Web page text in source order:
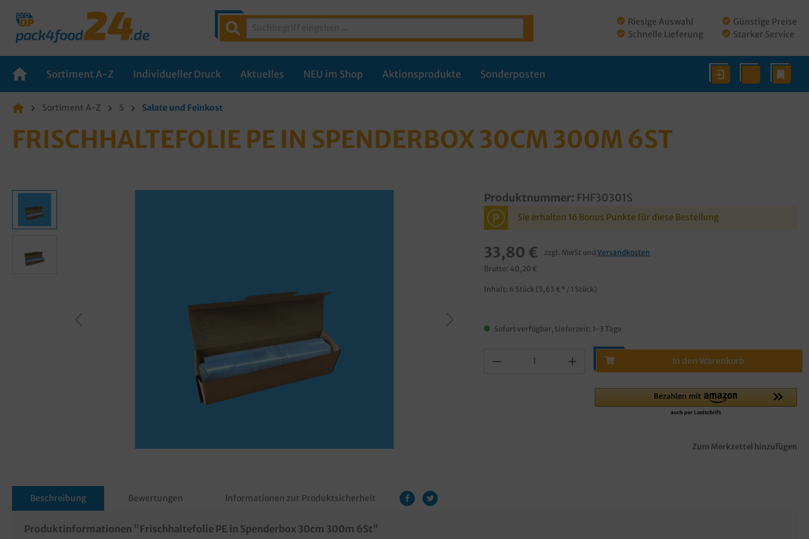
Riesige Auswahl
Schnelle Lieferung
Günstige Preise
Starker Service
Sortiment A-Z Individueller Druck Aktuelles NEU im Shop Aktionsprodukte Sonderposten
Sortiment A-Z S Salate und Feinkost
FRISCHHALTEFOLIE PE IN SPENDERBOX 30CM 300M 6ST
Produktnummer: FHF30301S
P Sie erhalten 16 Bonus Punkte für diese Bestellung
33,80 € zzgl. MwSt und Versandkosten
Brutto: 40,20 €
Inhalt: 6 Stück (5,63 €* / 1 Stück)
Sofort verfügbar, Lieferzeit: 1-3 Tage
In den Warenkorb
Zum Merkzettel hinzufügen
Beschreibung Bewertungen Informationen zur Produktsicherheit
Produktinformationen "Frischhaltefolie PE in Spenderbox 30cm 300m 6St"